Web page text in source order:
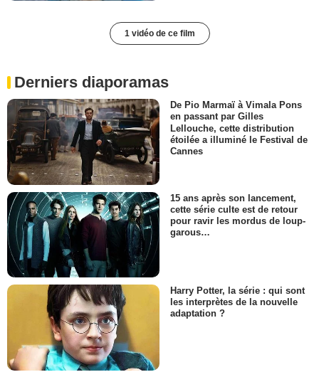
1 vidéo de ce film
Derniers diaporamas
De Pio Marmaï à Vimala Pons
en passant par Gilles
Lellouche, cette distribution
étoilée a illuminé le Festival de
Cannes
15 ans après son lancement,
cette série culte est de retour
pour ravir les mordus de loup-
garous…
Harry Potter, la série : qui sont
les interprètes de la nouvelle
adaptation ?